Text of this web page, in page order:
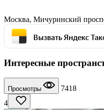
Москва, Мичуринский
Вызвать Яндекс
Интересные
Просмотры
7418
4